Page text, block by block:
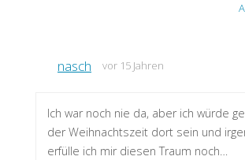
nasch vor 15 Jahren
Ich war noch nie da, aber ich würde
der Weihnachtszeit dort sein und
erfülle ich mir diesen Traum noch…